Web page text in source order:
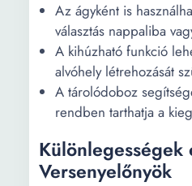
Az ágyként is
választás nappaliba
A kihúzható funkció
alvóhely létrehozását
A tárolódoboz
rendben tarthatja a
Különlegességek
Versenyelőnyök